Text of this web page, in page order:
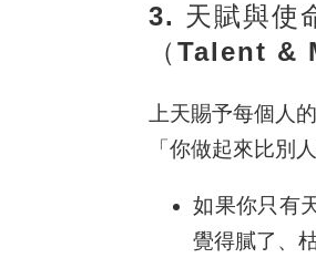
3. 天賦與使
（Talent &
上天賜予每個人
「你做起來比別
如果你只有
覺得膩了、